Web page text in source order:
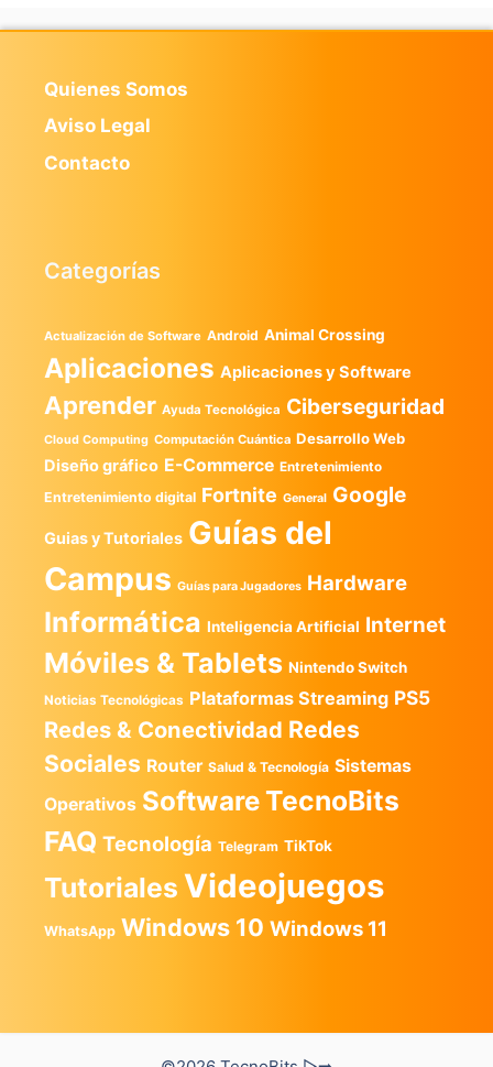
Quienes Somos
Aviso Legal
Contacto
Categorías
Actualización de Software Android Animal Crossing
Aplicaciones Aplicaciones y Software
Aprender Ayuda Tecnológica Ciberseguridad
Cloud Computing Computación Cuántica Desarrollo Web
Diseño gráfico E-Commerce Entretenimiento
Entretenimiento digital Fortnite General Google
Guias y Tutoriales Guías del
Campus Guías para Jugadores Hardware
Informática Inteligencia Artificial Internet
Móviles & Tablets Nintendo Switch
Noticias Tecnológicas Plataformas Streaming PS5
Redes & Conectividad Redes
Sociales Router Salud & Tecnología Sistemas
Operativos SoftwareTecnoBits
FAQ Tecnología Telegram TikTok
Tutoriales Videojuegos
WhatsApp Windows 10 Windows 11